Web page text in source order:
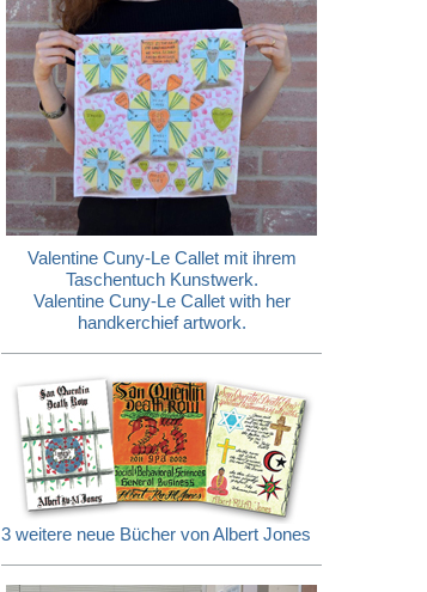
Valentine Cuny-Le Callet mit ihrem
Taschentuch Kunstwerk.
Valentine Cuny-Le Callet with her
handkerchief artwork.
3 weitere neue Bücher von Albert Jones